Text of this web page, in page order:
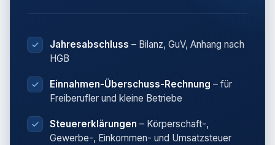
Jahresabschluss – Bilanz, GuV, Anhang nach
HGB
Einnahmen-Überschuss-Rechnung – für
Freiberufler und kleine Betriebe
Steuererklärungen – Körperschaft-,
Gewerbe-, Einkommen- und Umsatzsteuer